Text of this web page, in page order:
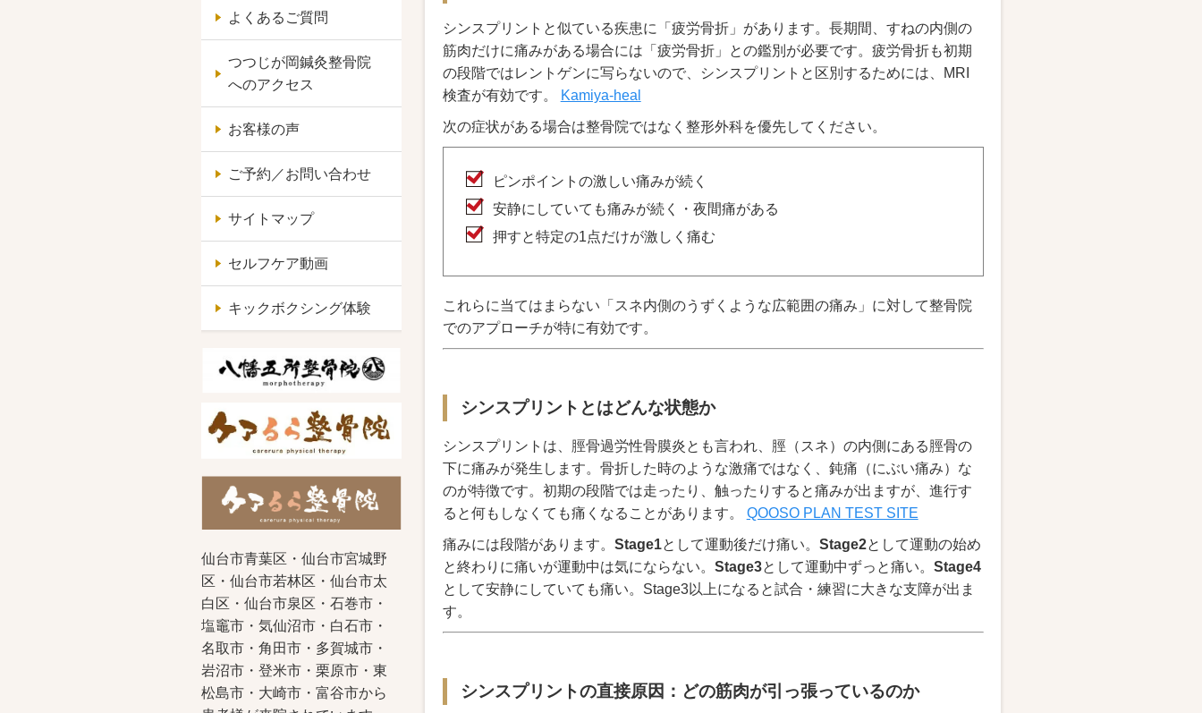
シンスプリントと似ている疾患に「疲労骨折」があります。長期間、すねの内側の
筋肉だけに痛みがある場合には「疲労骨折」との鑑別が必要です。疲労骨折も初期
の段階ではレントゲンに写らないので、シンスプリントと区別するためには、MRI
検査が有効です。
Kamiya-heal
次の症状がある場合は整骨院ではなく整形外科を優先してください。
ピンポイントの激しい痛みが続く
安静にしていても痛みが続く・夜間痛がある
押すと特定の1点だけが激しく痛む
これらに当てはまらない「スネ内側のうずくような広範囲の痛み」に対して整骨院
でのアプローチが特に有効です。
シンスプリントとはどんな状態か
シンスプリントは、脛骨過労性骨膜炎とも言われ、脛（スネ）の内側にある脛骨の
下に痛みが発生します。骨折した時のような激痛ではなく、鈍痛（にぶい痛み）な
のが特徴です。初期の段階では走ったり、触ったりすると痛みが出ますが、進行す
ると何もしなくても痛くなることがあります。 QOOSO PLAN TEST SITE
痛みには段階があります。 Stage1として運動後だけ痛い。 Stage2として運動の始め
と終わりに痛いが運動中は気にならない。 Stage3として運動中ずっと痛い。 Stage4
として安静にしていても痛い。Stage3以上になると試合・練習に大きな支障が出ま
す。
シンスプリントの直接原因：どの筋肉が引っ張っているのか
よくあるご質問
つつじが岡鍼灸整骨院
へのアクセス
お客様の声
ご予約／お問い合わせ
サイトマップ
セルフケア動画
キックボクシング体験
仙台市青葉区・仙台市宮城野
区・仙台市若林区・仙台市太
白区・仙台市泉区・石巻市・
塩竈市・気仙沼市・白石市・
名取市・角田市・多賀城市・
岩沼市・登米市・栗原市・東
松島市・大崎市・富谷市から